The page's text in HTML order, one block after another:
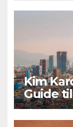
Kim
Guide
forhold